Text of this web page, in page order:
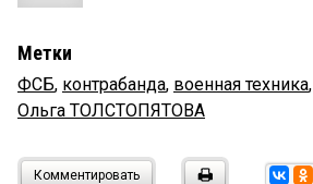
Метки
ФСБ, контрабанда, военная техника,
Ольга ТОЛСТОПЯТОВА
Комментировать